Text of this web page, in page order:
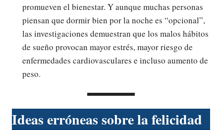
promueven el bienestar. Y aunque muchas personas
piensan que dormir bien por la noche es “opcional”,
las investigaciones demuestran que los malos hábitos
de sueño provocan mayor estrés, mayor riesgo de
enfermedades cardiovasculares e incluso aumento de
peso.
Ideas erróneas sobre la felicidad